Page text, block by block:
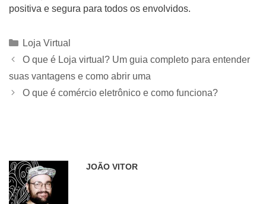
positiva e segura para todos os envolvidos.
Categorias
Loja Virtual
O que é Loja virtual? Um guia completo para entender
suas vantagens e como abrir uma
O que é comércio eletrônico e como funciona?
JOÃO VITOR